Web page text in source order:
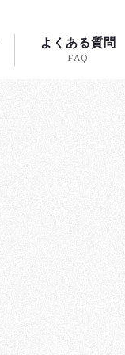
よくある質問
FAQ